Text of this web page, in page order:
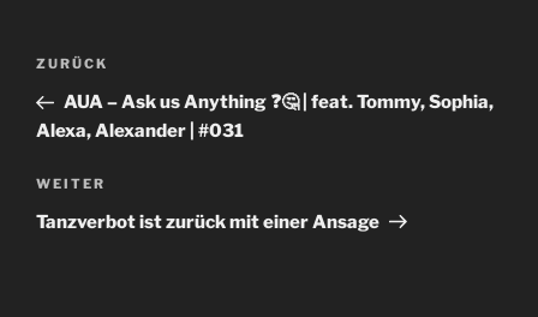
Beitragsnavigation
Vorheriger
Beitrag
ZURÜCK
AUA – Ask us Anything ❓🤔 | feat. Tommy, Sophia,
Alexa, Alexander | #031
Nächster
Beitrag
WEITER
Tanzverbot ist zurück mit einer Ansage